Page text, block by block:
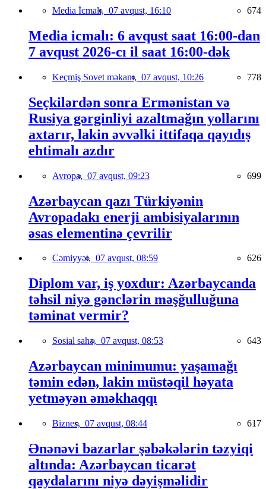
Media İcmalı, 07 avqust, 16:10 674
Media icmalı: 6 avqust saat 16:00-dan
7 avqust 2026-cı il saat 16:00-dək
Keçmiş Sovet məkanı, 07 avqust, 10:26 778
Seçkilərdən sonra Ermənistan və
Rusiya gərginliyi azaltmağın yollarını
axtarır, lakin əvvəlki ittifaqa qayıdış
ehtimalı azdır
Avropa, 07 avqust, 09:23 699
Azərbaycan qazı Türkiyənin
Avropadakı enerji ambisiyalarının
əsas elementinə çevrilir
Cəmiyyət, 07 avqust, 08:59 626
Diplom var, iş yoxdur: Azərbaycanda
təhsil niyə gənclərin məşğulluğuna
təminat vermir?
Sosial sahə, 07 avqust, 08:53 643
Azərbaycan minimumu: yaşamağı
təmin edən, lakin müstəqil həyata
yetməyən əməkhaqqı
Biznes, 07 avqust, 08:44 617
Ənənəvi bazarlar şəbəkələrin təzyiqi
altında: Azərbaycan ticarət
qaydalarını niyə dəyişməlidir